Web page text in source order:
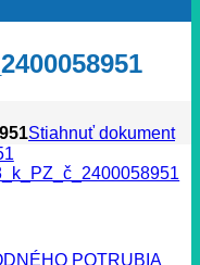
Stiahnuť dokument
POTRUBIA